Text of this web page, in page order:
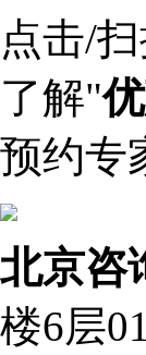
点击/
了解"
预约专
北京咨
楼6层